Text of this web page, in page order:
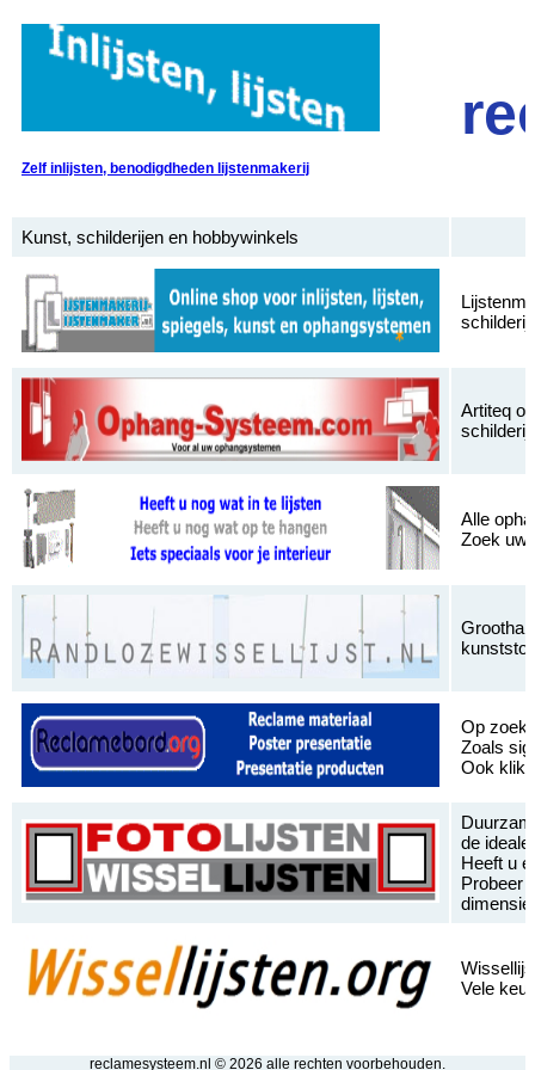
Zelf inlijsten, benodigdheden lijstenmakerij
Kunst, schilderijen en hobbywinkels
schilderij
Artiteq
Alle
Zoek uw
Op zoek
Zoals
Ook
de
Heeft u
Probeer
Vele
reclamesysteem.nl © 2026 alle rechten voorbehouden.